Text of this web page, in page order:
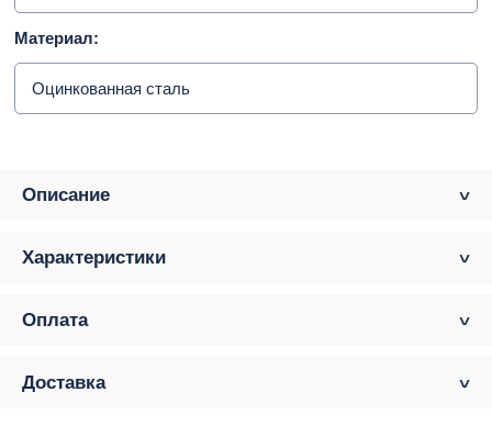
Материал:
Оцинкованная сталь
Описание
Характеристики
Оплата
Доставка